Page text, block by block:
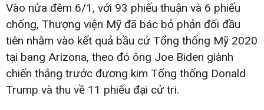
Vào nửa đêm 6/1, với 93 phiếu thuận và 6 phiếu
chống, Thượng viện Mỹ đã bác bỏ phản đối đầu
tiên nhằm vào kết quả bầu cử Tổng thống Mỹ 2020
tại bang Arizona, theo đó ông Joe Biden giành
chiến thắng trước đương kim Tổng thống Donald
Trump và thu về 11 phiếu đại cử tri.